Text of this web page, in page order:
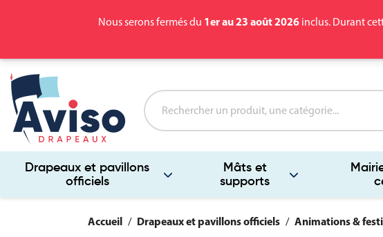
Nous serons fermés du 1er au 23 août 2026 inclus. Durant
Drapeaux et pavillons
officiels
Mâts et
supports
Accueil Drapeaux et pavillons officiels Animations &